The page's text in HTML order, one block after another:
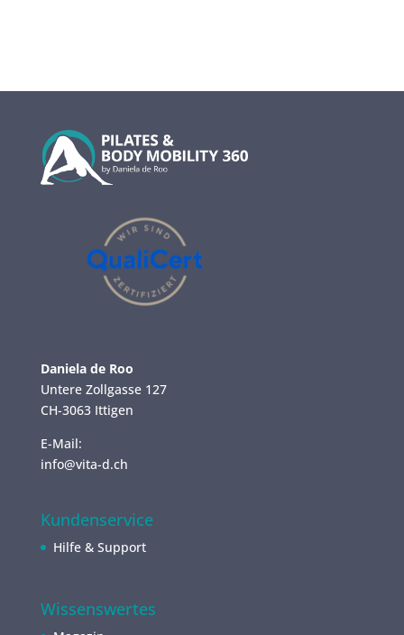
Daniela de Roo
Untere Zollgasse 127
CH-3063 Ittigen
E-Mail:
info@vita-d.ch
Kundenservice
Hilfe & Support
Wissenswertes